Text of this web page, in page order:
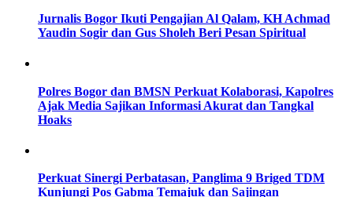
Jurnalis Bogor Ikuti Pengajian Al Qalam, KH Achmad
Yaudin Sogir dan Gus Sholeh Beri Pesan Spiritual
Polres Bogor dan BMSN Perkuat Kolaborasi, Kapolres
Ajak Media Sajikan Informasi Akurat dan Tangkal
Hoaks
Perkuat Sinergi Perbatasan, Panglima 9 Briged TDM
Kunjungi Pos Gabma Temajuk dan Sajingan